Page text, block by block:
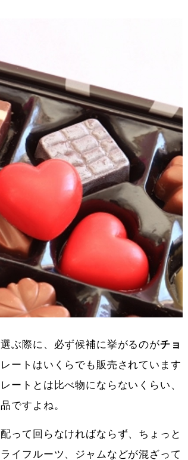
ぶ際に、必ず候補に挙がるのがチョ
ートはいくらでも販売されています
ートとは比べ物にならないくらい、
ですよね。
って回らなければならず、ちょっと
イフルーツ、ジャムなどが混ざって